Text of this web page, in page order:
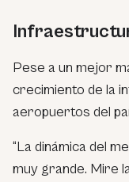
Pese a un mejor
crecimiento de la
aeropuertos del
“La dinámica del
muy grande. Mire